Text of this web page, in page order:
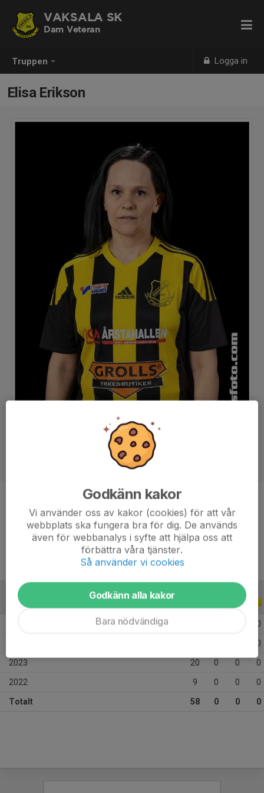
Truppen Logga in
VAKSALA SK
Dam Veteran
Elisa Erikson
Ålder
44 år
ALLA SERIER
0
0
2023 20 0 0 0
2022 9 0 0 0
Totalt 58 0 0 0
Godkänn kakor
Vi använder oss av kakor (cookies) för att vår
webbplats ska fungera bra för dig. De används
även för webbanalys i syfte att hjälpa oss att
förbättra våra tjänster.
Så använder vi cookies
Godkänn alla kakor
Bara nödvändiga